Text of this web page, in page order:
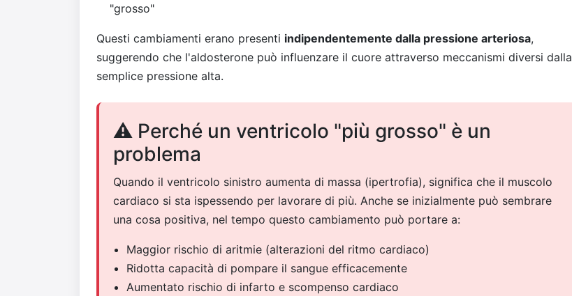
"grosso"
Questi cambiamenti erano presenti indipendentemente dalla pressione arteriosa,
suggerendo che l'aldosterone può influenzare il cuore attraverso meccanismi diversi dalla
semplice pressione alta.
⚠️ Perché un ventricolo "più grosso" è un
problema
Quando il ventricolo sinistro aumenta di massa (ipertrofia), significa che il muscolo
cardiaco si sta ispessendo per lavorare di più. Anche se inizialmente può sembrare
una cosa positiva, nel tempo questo cambiamento può portare a:
Maggior rischio di aritmie (alterazioni del ritmo cardiaco)
Ridotta capacità di pompare il sangue efficacemente
Aumentato rischio di infarto e scompenso cardiaco